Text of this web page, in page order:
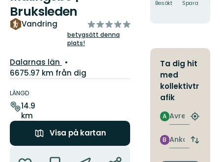
Bruksleden
Vandring
av
5
betygsätt denna
plats!
Län:
Dalarnas län
6675.97 km från dig
om
leden
LÄNGD
14.9
km
Visa på kartan
Besökt Spara
Ta dig hit
med
kollektivtr
afik
Avresa
A
Hitta
Ankomst
B
Byt